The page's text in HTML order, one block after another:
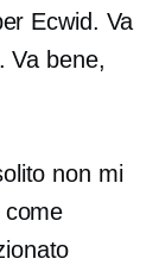
Ecwid. Va
Va bene,
non mi